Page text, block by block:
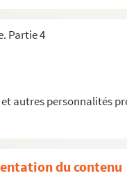
Partie 4
autres personnalités
d’un écolier
d’un écolier (suite)
du contenu